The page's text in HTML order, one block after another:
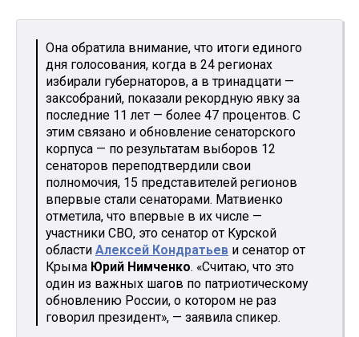
Она обратила внимание, что итоги единого
дня голосования, когда в 24 регионах
избирали губернаторов, а в тринадцати —
заксобраний, показали рекордную явку за
последние 11 лет — более 47 процентов. С
этим связано и обновление сенаторского
корпуса — по результатам выборов 12
сенаторов переподтвердили свои
полномочия, 15 представителей регионов
впервые стали сенаторами. Матвиенко
отметила, что впервые в их числе —
участники СВО, это сенатор от Курской
области Алексей Кондратьев и сенатор от
Крыма Юрий Нимченко. «Считаю, что это
один из важных шагов по патриотическому
обновлению России, о котором не раз
говорил президент», — заявила спикер.